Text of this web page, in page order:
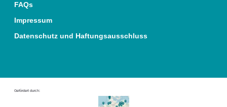
FAQs
Impressum
Datenschutz und Haftungsausschluss
Gefördert durch: